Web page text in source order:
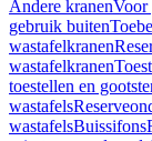
Andere kranenVoor
gebruik buiten
wastafelkranen
wastafelkranen
toestellen en
wastafels
wastafelsBuissifons